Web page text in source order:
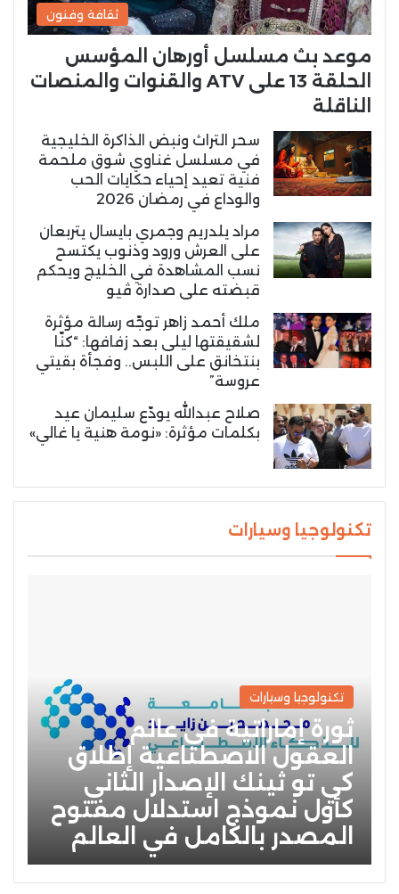
ثقافة وفنون
موعد بث مسلسل أورهان المؤسس
الحلقة 13 على ATV والقنوات والمنصات
الناقلة
سحر التراث ونبض الذاكرة الخليجية
في مسلسل غناوي شوق ملحمة
فنية تعيد إحياء حكايات الحب
والوداع في رمضان 2026
مراد يلدريم وجمري بايسال يتربعان
على العرش ورود وذنوب يكتسح
نسب المشاهدة في الخليج ويحكم
قبضته على صدارة ڤيو
ملك أحمد زاهر توجّه رسالة مؤثرة
لشقيقتها ليلى بعد زفافها: “كنّا
بنتخانق على اللبس.. وفجأة بقيتي
عروسة”
صلاح عبدالله يودّع سليمان عيد
بكلمات مؤثرة: «نومة هنية يا غالي»
تكنولوجيا وسيارات
تكنولوجيا وسيارات
ثورة إماراتية في عالم
العقول الاصطناعية إطلاق
كي تو ثينك الإصدار الثاني
كأول نموذج استدلال مفتوح
المصدر بالكامل في العالم